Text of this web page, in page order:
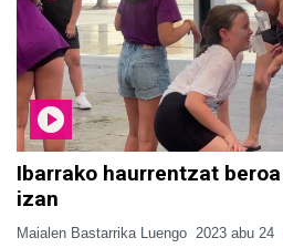
Ibarrako haurrentzat
izan
Maialen Bastarrika Luengo 2023 abu 24